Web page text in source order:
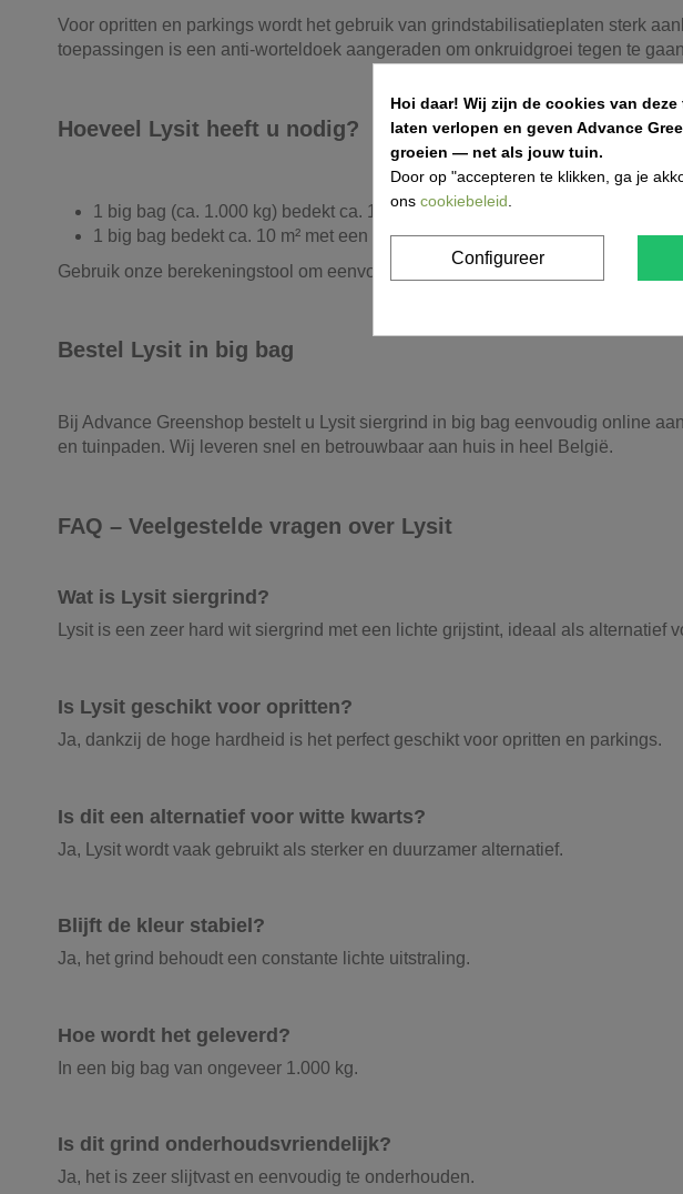
Voor opritten en parkings wordt het gebruik van grindstabilisatieplaten sterk
toepassingen is een anti-worteldoek aangeraden om onkruidgroei tegen te
Hoeveel Lysit heeft u nodig?
1 big bag (ca. 1.000 kg) bedekt ca. 14 m² met een laag van 5 cm
1 big bag bedekt ca. 10 m² met een laag van 6 cm
Gebruik onze berekeningstool om eenvoudig de juiste hoeveelheid voor uw
Bestel Lysit in big bag
Bij Advance Greenshop bestelt u Lysit siergrind in big bag eenvoudig online
en tuinpaden. Wij leveren snel en betrouwbaar aan huis in heel België.
FAQ – Veelgestelde vragen over Lysit
Wat is Lysit siergrind?
Lysit is een zeer hard wit siergrind met een lichte grijstint, ideaal als alternatief
Is Lysit geschikt voor opritten?
Ja, dankzij de hoge hardheid is het perfect geschikt voor opritten en parkings.
Is dit een alternatief voor witte kwarts?
Ja, Lysit wordt vaak gebruikt als sterker en duurzamer alternatief.
Blijft de kleur stabiel?
Ja, het grind behoudt een constante lichte uitstraling.
Hoe wordt het geleverd?
In een big bag van ongeveer 1.000 kg.
Is dit grind onderhoudsvriendelijk?
Ja, het is zeer slijtvast en eenvoudig te onderhouden.
Hoi daar! Wij zijn de cookies van
laten verlopen en geven Advance
groeien — net als jouw tuin.
Door op "accepteren te klikken, ga je
ons cookiebeleid
Configureer